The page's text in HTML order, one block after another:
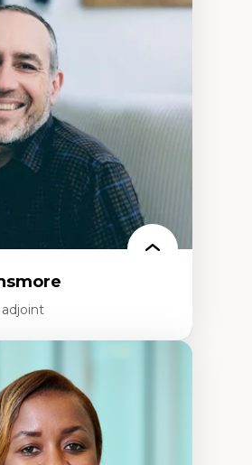
des nouvelles
et biotechnologies
et électronique
et culturelle des
numériques
et droits numériques
objets
relatives à l’intelligence
l’apprentissage machine et les
et nouvelles technologies
des auditoires médiatiques
plateforme des auditoires
comportements numériques à
massives et l’IA